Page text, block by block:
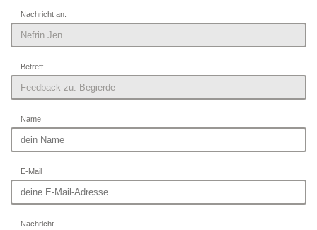
Nachricht an:
Betreff
Name
E-Mail
Nachricht